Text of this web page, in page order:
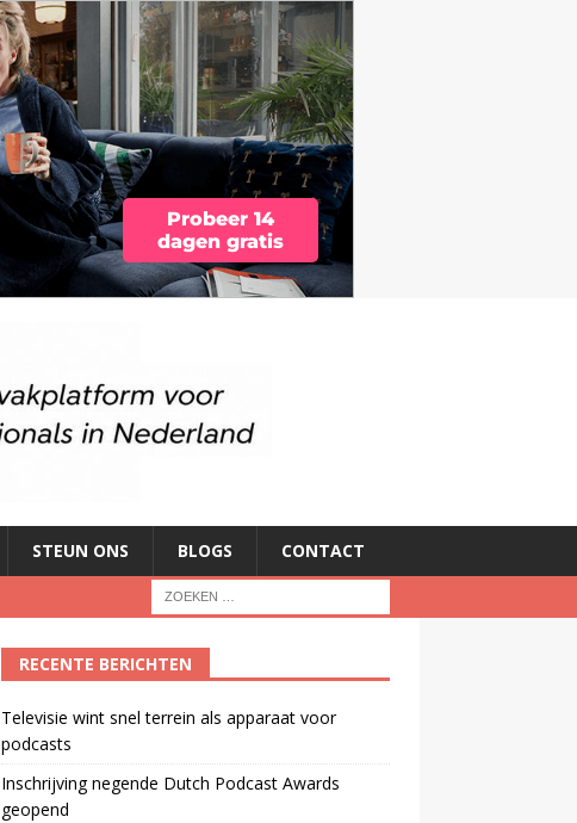
STEUN ONS BLOGS CONTACT
RECENTE BERICHTEN
Televisie wint snel terrein als apparaat voor
podcasts
Inschrijving negende Dutch Podcast Awards
geopend